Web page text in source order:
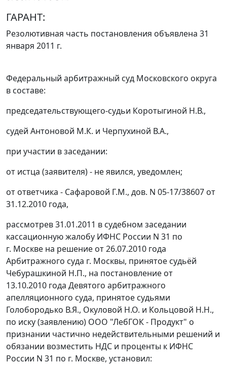
ГАРАНТ:
Резолютивная часть постановления объявлена 31
января 2011 г.
Федеральный арбитражный суд Московского округа
в составе:
председательствующего-судьи Коротыгиной Н.В.,
судей Антоновой М.К. и Черпухиной В.А.,
при участии в заседании:
от истца (заявителя) - не явился, уведомлен;
от ответчика - Сафаровой Г.М., дов. N 05-17/38607 от
31.12.2010 года,
рассмотрев 31.01.2011 в судебном заседании
кассационную жалобу ИФНС России N 31 по
г. Москве на решение от 26.07.2010 года
Арбитражного суда г. Москвы, принятое судьёй
Чебурашкиной Н.П., на постановление от
13.10.2010 года Девятого арбитражного
апелляционного суда, принятое судьями
Голобородько В.Я., Окуловой Н.О. и Кольцовой Н.Н.,
по иску (заявлению) ООО "ЛебГОК - Продукт" о
признании частично недействительными решений и
обязании возместить НДС и проценты к ИФНС
России N 31 по г. Москве, установил: